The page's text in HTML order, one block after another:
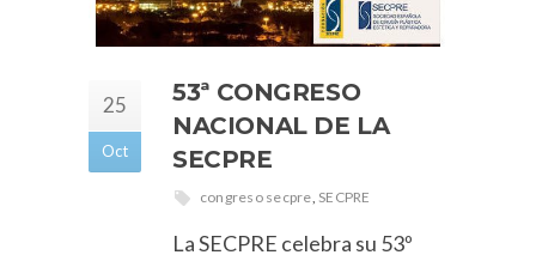
25
Oct
53ª CONGRESO
NACIONAL DE LA
SECPRE
congreso secpre, SECPRE
La SECPRE celebra su 53º